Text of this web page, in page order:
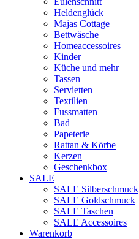
Heldenglück
Majas Cottage
Bettwäsche
Homeaccessoires
Kinder
Küche und mehr
Tassen
Servietten
Textilien
Fussmatten
Bad
Papeterie
Rattan & Körbe
Kerzen
Geschenkbox
SALE
SALE Silberschmuck
SALE Goldschmuck
SALE Taschen
SALE Accessoires
Warenkorb